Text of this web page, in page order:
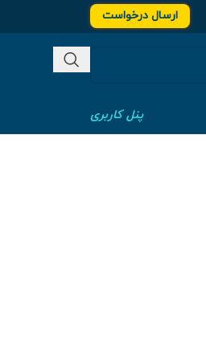
ارسال درخواست
پنل کاربری